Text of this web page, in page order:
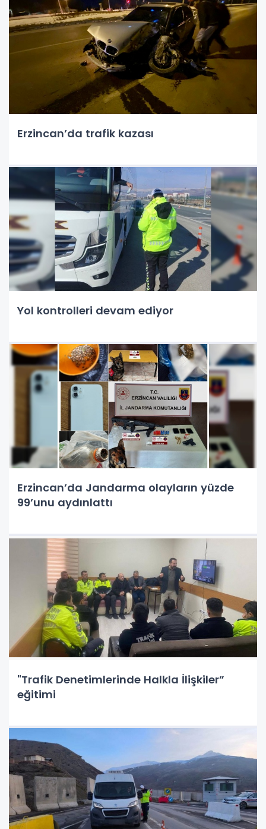
Erzincan’da trafik kazası
Yol kontrolleri devam ediyor
Erzincan’da Jandarma olayların yüzde
99’unu aydınlattı
"Trafik Denetimlerinde Halkla İlişkiler”
eğitimi